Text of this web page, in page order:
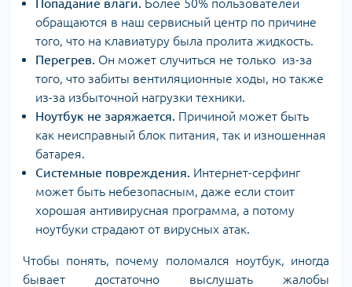
Попадание влаги. Более 50% пользователей
обращаются в наш сервисный центр по причине
того, что на клавиатуру была пролита жидкость.
Перегрев. Он может случиться не только из-за
того, что забиты вентиляционные ходы, но также
из-за избыточной нагрузки техники.
Ноутбук не заряжается. Причиной может быть
как неисправный блок питания, так и изношенная
батарея.
Системные повреждения. Интернет-серфинг
может быть небезопасным, даже если стоит
хорошая антивирусная программа, а потому
ноутбуки страдают от вирусных атак.
Чтобы понять, почему поломался ноутбук, иногда
бывает достаточно выслушать жалобы